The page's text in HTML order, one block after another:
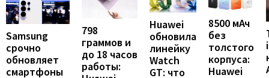
Samsung
срочно
обновляет
смартфоны
798
граммов и
до 18 часов
работы:
Huawei
обновила
линейку
Watch
GT: что
8500 мАч
без
толстого
корпуса:
Huawei